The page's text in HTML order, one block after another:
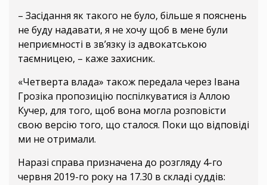
– Засідання як такого не було, більше я пояснень
не буду надавати, я не хочу щоб в мене були
неприємності в зв’язку із адвокатською
таємницею, – каже захисник.
«Четверта влада» також передала через Івана
Грозіка пропозицію поспілкуватися із Аллою
Кучер, для того, щоб вона могла розповісти
свою версію того, що сталося. Поки що відповіді
ми не отримали.
Наразі справа призначена до розгляду 4-го
червня 2019-го року на 17.30 в складі суддів: